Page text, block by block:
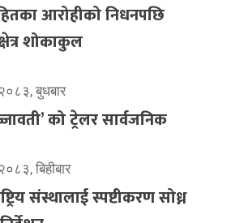
आरोहीको निधनपछि
शोकाकुल
बुधबार
को ट्रेलर सार्वजनिक
बिहीबार
संस्थालाई स्पष्टीकरण सोध्न